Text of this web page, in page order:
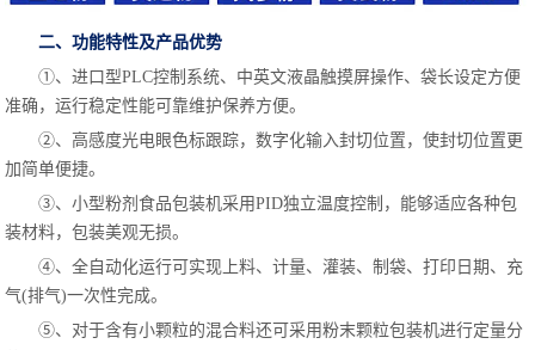
二、功能特性及产品优势
①、进口型PLC控制系统、中英文液晶触摸屏操作、袋长设定方便
准确，运行稳定性能可靠维护保养方便。
②、高感度光电眼色标跟踪，数字化输入封切位置，使封切位置更
加简单便捷。
③、小型粉剂食品包装机采用PID独立温度控制，能够适应各种包
装材料，包装美观无损。
④、全自动化运行可实现上料、计量、灌装、制袋、打印日期、充
气(排气)一次性完成。
⑤、对于含有小颗粒的混合料还可采用粉末颗粒包装机进行定量分